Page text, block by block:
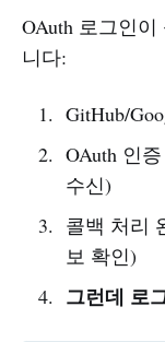
OAuth 로그인
니다:
GitHub/
OAuth 인
수신)
콜백 처리
보 확인)
그런데 로